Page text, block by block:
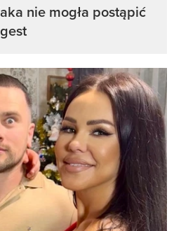
nie mogła postąpić